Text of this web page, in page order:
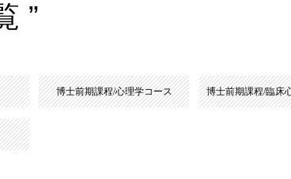
博士前期課程/心理学コース 博士前期課程/臨床